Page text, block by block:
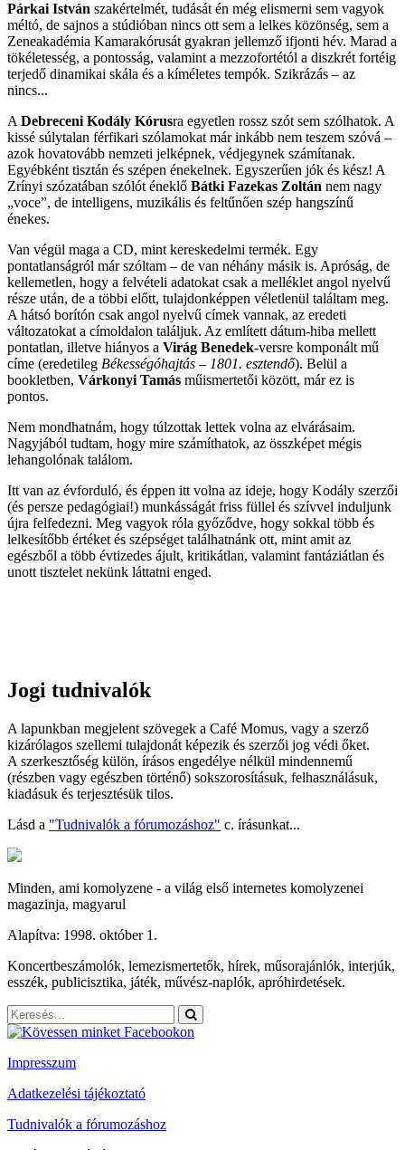
Párkai István szakértelmét, tudását én még elismerni sem vagyok
méltó, de sajnos a stúdióban nincs ott sem a lelkes közönség, sem a
Zeneakadémia Kamarakórusát gyakran jellemző ifjonti hév. Marad a
tökéletesség, a pontosság, valamint a mezzofortétól a diszkrét fortéig
terjedő dinamikai skála és a kíméletes tempók. Szikrázás – az
nincs...
ADebreceni Kodály Kórusra egyetlen rossz szót sem szólhatok. A
kissé súlytalan férfikari szólamokat már inkább nem teszem szóvá –
azok hovatovább nemzeti jelképnek, védjegynek számítanak.
Egyébként tisztán és szépen énekelnek. Egyszerűen jók és kész! A
Zrínyi szózatában szólót éneklő Bátki Fazekas Zoltán nem nagy
„voce”, de intelligens, muzikális és feltűnően szép hangszínű
énekes.
Van végül maga a CD, mint kereskedelmi termék. Egy
pontatlanságról már szóltam – de van néhány másik is. Apróság, de
kellemetlen, hogy a felvételi adatokat csak a melléklet angol nyelvű
része után, de a többi előtt, tulajdonképpen véletlenül találtam meg.
A hátsó borítón csak angol nyelvű címek vannak, az eredeti
változatokat a címoldalon találjuk. Az említett dátum-hiba mellett
pontatlan, illetve hiányos a Virág Benedek-versre komponált mű
címe (eredetileg Békességóhajtás – 1801. esztendő). Belül a
bookletben, Várkonyi Tamás műismertetői között, már ez is
pontos.
Nem mondhatnám, hogy túlzottak lettek volna az elvárásaim.
Nagyjából tudtam, hogy mire számíthatok, az összképet mégis
lehangolónak találom.
Itt van az évforduló, és éppen itt volna az ideje, hogy Kodály szerzői
(és persze pedagógiai!) munkásságát friss füllel és szívvel induljunk
újra felfedezni. Meg vagyok róla győződve, hogy sokkal több és
lelkesítőbb értéket és szépséget találhatnánk ott, mint amit az
egészből a több évtizedes ájult, kritikátlan, valamint fantáziátlan és
unott tisztelet nekünk láttatni enged.
Jogi tudnivalók
A lapunkban megjelent szövegek a Café Momus, vagy a szerző
kizárólagos szellemi tulajdonát képezik és szerzői jog védi őket.
A szerkesztőség külön, írásos engedélye nélkül mindennemű
(részben vagy egészben történő) sokszorosításuk, felhasználásuk,
kiadásuk és terjesztésük tilos.
Lásd a "Tudnivalók a fórumozáshoz" c. írásunkat...
Minden, ami komolyzene - a világ első internetes komolyzenei
magazinja, magyarul
Alapítva: 1998. október 1.
Koncertbeszámolók, lemezismertetők, hírek, műsorajánlók, interjúk,
esszék, publicisztika, játék, művész-naplók, apróhirdetések.
Impresszum
Adatkezelési tájékoztató
Tudnivalók a fórumozáshoz